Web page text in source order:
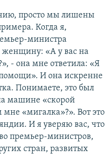
просто мы лишены
Когда я,
министра
женщину: «А у вас на
- она мне ответила: «Я
И она искренне
Понимаете, это был
машине «скорой
«мигалка»?». Вот это
И я уверяю вас, что
премьер-министров,
стран, развитых